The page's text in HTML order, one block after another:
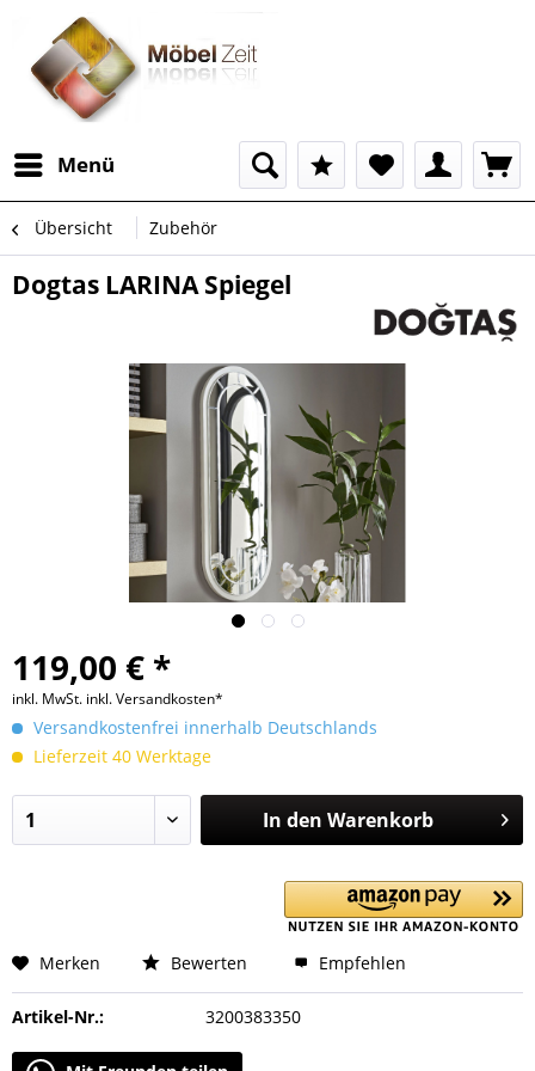
Menü
Übersicht Zubehör
Dogtas LARINA Spiegel
119,00 € *
inkl. MwSt. inkl. Versandkosten*
Versandkostenfrei innerhalb Deutschlands
Lieferzeit 40 Werktage
In den Warenkorb
Merken Bewerten Empfehlen
Artikel-Nr.: 3200383350